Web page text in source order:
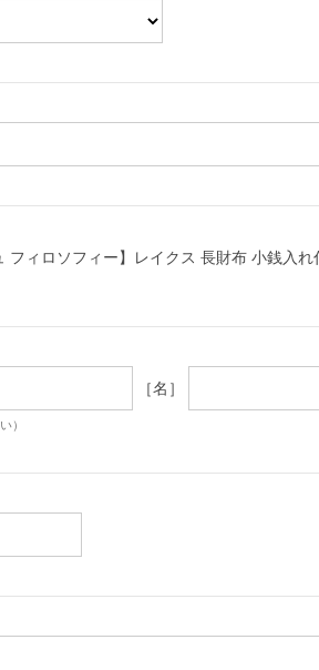
フィロソフィー】レイクス 長財布 小銭入れ
［名］
）